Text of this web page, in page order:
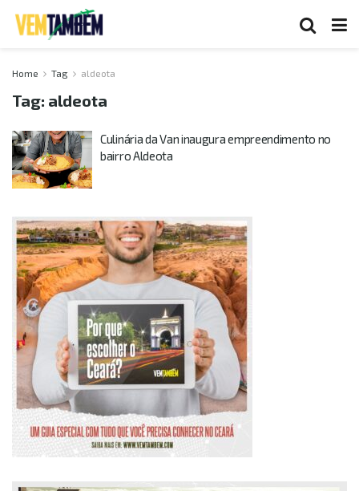
Home Tag aldeota
Tag: aldeota
Culinária da Van inaugura empreendimento no
bairro Aldeota